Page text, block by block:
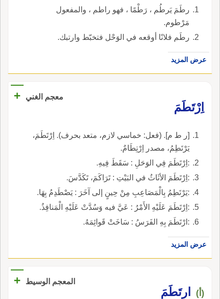
رطَمَ يَرطُم ، رَطْمًا ، فهو راطم ، والمفعول
مَرْطوم.
رطَم فلانًا أوقعه في الوَحْل فتخبّط وارتبك.
عرض المزيد
معجم الغني
+
اِرْتَطَمَ
[ر ط م]. (فعل: خماسي لازم، متعد بحرف). اِرْتَطَمَ،
يَرْتَطِمُ، مصدر اِرْتِطَامٌ.
:اِرْتَطَمَ فِي الوَحَلِ : سَقَطَ فِيهِ.
:اِرْتَطَمَ الأثَاثُ في البَيْتِ : تَرَاكَمَ، تَكَدَّسَ.
:يَرْتَطِمُ بِالْمَصَاعِبِ مِنْ حِينٍ إلى آخَرَ : يَصْطَدِمُ بِهَا.
:اِرْتَطَمَ عَلَيْهِ الأَمْرُ : عَيَّ فيه وَسُدَّتْ عَلَيْهِ الْمَنافِذُ.
:ارْتَطَمَ بِهِ الفَرَسُ : سَاخَتْ قَوائِمَهُ.
عرض المزيد
المعجم الوسيط +
(أ) ارتَطَمَ